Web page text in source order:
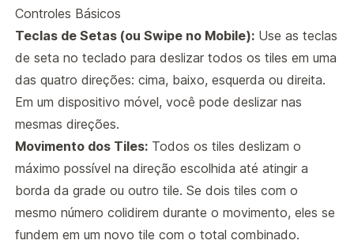
Controles Básicos
Teclas de Setas (ou Swipe no Mobile):Use as teclas
de seta no teclado para deslizar todos os tiles em uma
das quatro direções: cima, baixo, esquerda ou direita.
Em um dispositivo móvel, você pode deslizar nas
mesmas direções.
Movimento dos Tiles:Todos os tiles deslizam o
máximo possível na direção escolhida até atingir a
borda da grade ou outro tile. Se dois tiles com o
mesmo número colidirem durante o movimento, eles se
fundem em um novo tile com o total combinado.